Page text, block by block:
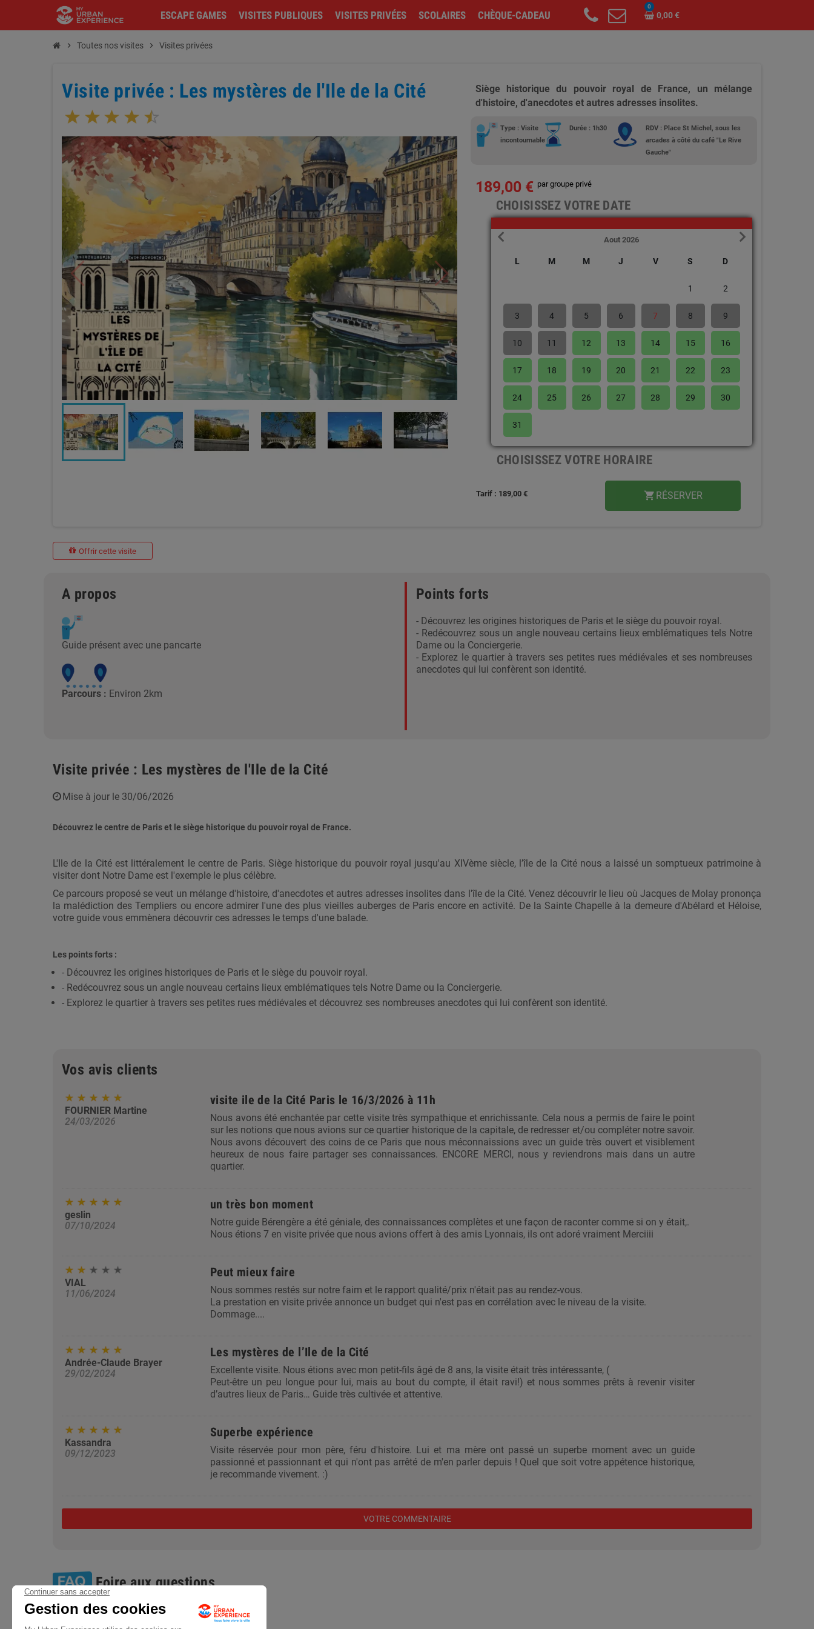
ESCAPE GAMES VISITES PUBLIQUES VISITES PRIVÉES SCOLAIRES CHÈQUE-CADEAU
0
0,00 €
chevron_right Toutes nos visites chevron_right Visites privées
Visite privée : Les mystères de l'Ile de la Cité
Siège historique du pouvoir royal de France, un mélange
d'histoire, d'anecdotes et autres adresses insolites.
Type : Visite
incontournable
Durée : 1h30
RDV : Place St Michel, sous les
arcades à côté du café "Le Rive
Gauche"
189,00 € par groupe privé
CHOISISSEZ VOTRE DATE
Aout 2026
L M M J V S D
1 2
3 4 5 6 7 8 9
10 11 12 13 14 15 16
17 18 19 20 21 22 23
24 25 26 27 28 29 30
31
CHOISISSEZ VOTRE HORAIRE
Tarif : 189,00 € shopping_cart RÉSERVER
Offrir cette visite
A propos
Guide présent avec une pancarte
Parcours : Environ 2km
Points forts
- Découvrez les origines historiques de Paris et le siège du pouvoir royal.
- Redécouvrez sous un angle nouveau certains lieux emblématiques tels Notre
Dame ou la Conciergerie.
- Explorez le quartier à travers ses petites rues médiévales et ses nombreuses
anecdotes qui lui confèrent son identité.
Visite privée : Les mystères de l'Ile de la Cité
Mise à jour le 30/06/2026
Découvrez le centre de Paris et le siège historique du pouvoir royal de France.
L'Ile de la Cité est littéralement le centre de Paris. Siège historique du pouvoir royal jusqu'au XIVème siècle, l’île de la Cité nous a laissé un somptueux patrimoine à
visiter dont Notre Dame est l'exemple le plus célèbre.
Ce parcours proposé se veut un mélange d'histoire, d'anecdotes et autres adresses insolites dans l'île de la Cité. Venez découvrir le lieu où Jacques de Molay prononça
la malédiction des Templiers ou encore admirer l'une des plus vieilles auberges de Paris encore en activité. De la Sainte Chapelle à la demeure d'Abélard et Héloise,
votre guide vous emmènera découvrir ces adresses le temps d'une balade.
Les points forts :
- Découvrez les origines historiques de Paris et le siège du pouvoir royal.
- Redécouvrez sous un angle nouveau certains lieux emblématiques tels Notre Dame ou la Conciergerie.
- Explorez le quartier à travers ses petites rues médiévales et découvrez ses nombreuses anecdotes qui lui confèrent son identité.
Vos avis clients
FOURNIER Martine
24/03/2026
visite ile de la Cité Paris le 16/3/2026 à 11h
Nous avons été enchantée par cette visite très sympathique et enrichissante. Cela nous a permis de faire le point
sur les notions que nous avions sur ce quartier historique de la capitale, de redresser et/ou compléter notre savoir.
Nous avons découvert des coins de ce Paris que nous méconnaissions avec un guide très ouvert et visiblement
heureux de nous faire partager ses connaissances. ENCORE MERCI, nous y reviendrons mais dans un autre
quartier.
geslin
07/10/2024
un très bon moment
Notre guide Bérengère a été géniale, des connaissances complètes et une façon de raconter comme si on y était,.
Nous étions 7 en visite privée que nous avions offert à des amis Lyonnais, ils ont adoré vraiment Merciiii
VIAL
11/06/2024
Peut mieux faire
Nous sommes restés sur notre faim et le rapport qualité/prix n'était pas au rendez-vous.
La prestation en visite privée annonce un budget qui n'est pas en corrélation avec le niveau de la visite.
Dommage....
Andrée-Claude Brayer
29/02/2024
Les mystères de l’Ile de la Cité
Excellente visite. Nous étions avec mon petit-fils âgé de 8 ans, la visite était très intéressante, (
Peut-être un peu longue pour lui, mais au bout du compte, il était ravi!) et nous sommes prêts à revenir visiter
d’autres lieux de Paris… Guide très cultivée et attentive.
Kassandra
09/12/2023
Superbe expérience
Visite réservée pour mon père, féru d'histoire. Lui et ma mère ont passé un superbe moment avec un guide
passionné et passionnant et qui n'ont pas arrêté de m'en parler depuis ! Quel que soit votre appétence historique,
je recommande vivement. :)
VOTRE COMMENTAIRE
Foire aux questions